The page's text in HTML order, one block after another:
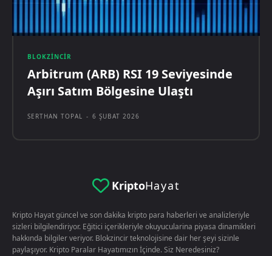
BLOKZINCIR
Arbitrum (ARB) RSI 19 Seviyesinde
Aşırı Satım Bölgesine Ulaştı
SERTHAN TOPAL - 6 ŞUBAT 2026
KriptoHayat
Kripto Hayat güncel ve son dakika kripto para haberleri ve analizleriyle
sizleri bilgilendiriyor. Eğitici içerikleriyle okuyucularina piyasa dinamikleri
hakkında bilgiler veriyor. Blokzincir teknolojisine dair her şeyi sizinle
paylaşıyor. Kripto Paralar Hayatımızın İçinde. Siz Neredesiniz?